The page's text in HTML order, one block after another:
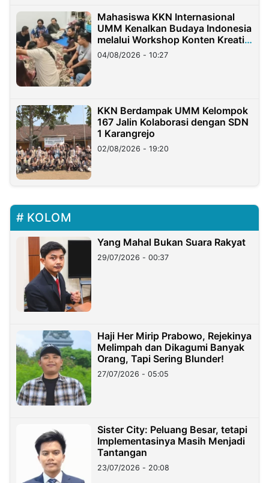
Mahasiswa KKN Internasional
UMM Kenalkan Budaya Indonesia
melalui Workshop Konten Kreatif
di Taiwan
04/08/2026 - 10:27
KKN Berdampak UMM Kelompok
167 Jalin Kolaborasi dengan SDN
1 Karangrejo
02/08/2026 - 19:20
KOLOM
Yang Mahal Bukan Suara Rakyat
29/07/2026 - 00:37
Haji Her Mirip Prabowo, Rejekinya
Melimpah dan Dikagumi Banyak
Orang, Tapi Sering Blunder!
27/07/2026 - 05:05
Sister City: Peluang Besar, tetapi
Implementasinya Masih Menjadi
Tantangan
23/07/2026 - 20:08